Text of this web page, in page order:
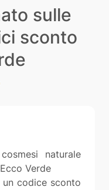
sulle
sconto
naturale
Verde
codice sconto